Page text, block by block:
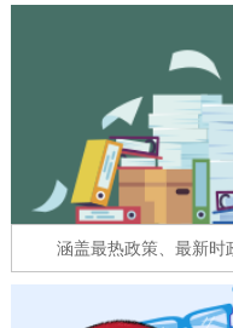
绿色北京
多语种
ENGLISH
DEUTSCH
涵盖最热政策、最新时政